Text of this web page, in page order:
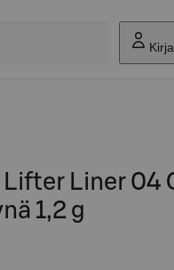
Lifter Liner 04
1,2 g